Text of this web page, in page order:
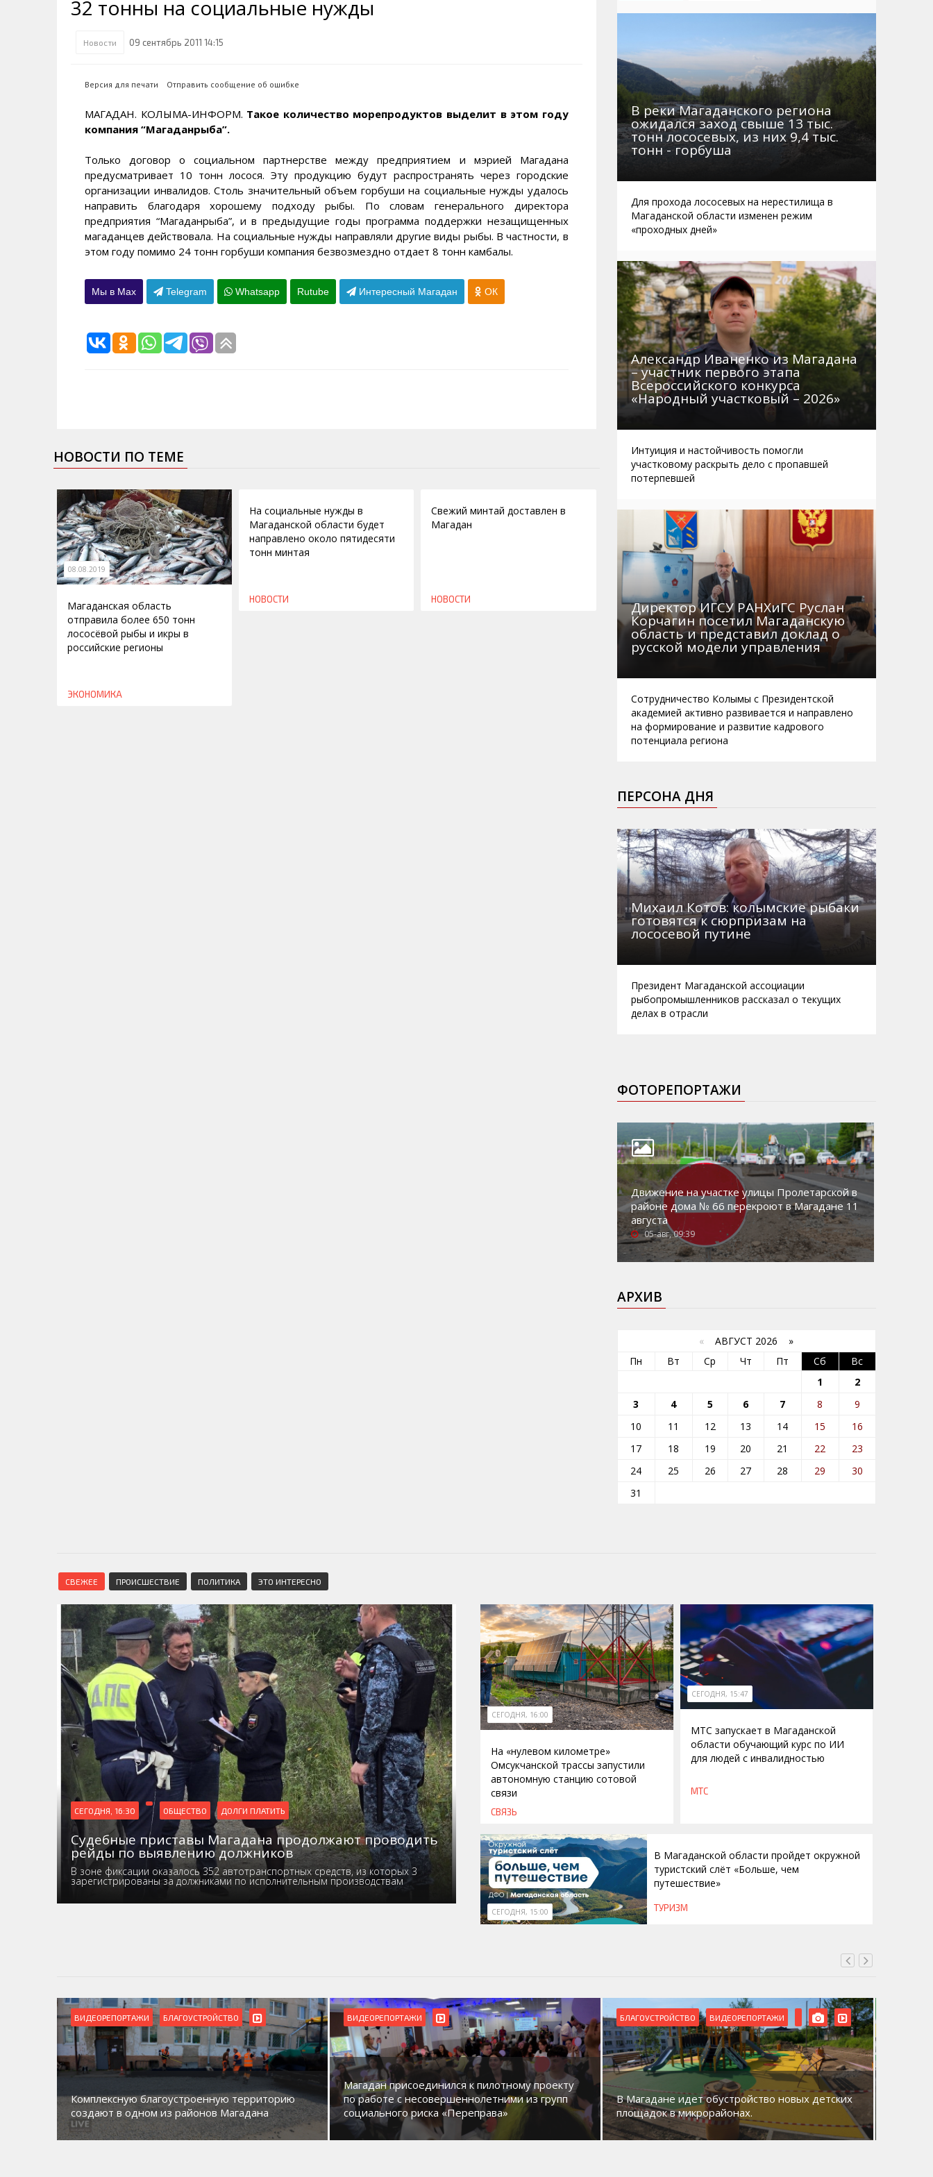
Транспортная инфраструктура
Колымы
Интерактивная карта
Онлайн вебкамеры в Магадане
Автобусы Магадан – Аэропорт
Таблица приливов отливов
Губернатор
Полицейских не бить
Аварии ДТП
Кванториум
Ипотека
Не мусорить
Браконьеры
32 тонны на социальные нужды
Новости 09 сентябрь 2011 14:15
Версия для печати Отправить сообщение об ошибке
МАГАДАН. КОЛЫМА-ИНФОРМ. Такое количество морепродуктов выделит в этом году
компания “Магаданрыба”.
Только договор о социальном партнерстве между предприятием и мэрией Магадана
предусматривает 10 тонн лосося. Эту продукцию будут распространять через городские
организации инвалидов. Столь значительный объем горбуши на социальные нужды удалось
направить благодаря хорошему подходу рыбы. По словам генерального директора
предприятия “Магаданрыба”, и в предыдущие годы программа поддержки незащищенных
магаданцев действовала. На социальные нужды направляли другие виды рыбы. В частности, в
этом году помимо 24 тонн горбуши компания безвозмездно отдает 8 тонн камбалы.
Мы в Max Telegram Whatsapp Rutube Интересный Магадан ОК
НОВОСТИ ПО ТЕМЕ
08.08.2019
Магаданская область
отправила более 650 тонн
лососёвой рыбы и икры в
российские регионы
ЭКОНОМИКА
На социальные нужды в
Магаданской области будет
направлено около пятидесяти
тонн минтая
НОВОСТИ
Свежий минтай доставлен в
Магадан
НОВОСТИ
В реки Магаданского региона
ожидался заход свыше 13 тыс.
тонн лососевых, из них 9,4 тыс.
тонн - горбуша
Для прохода лососевых на нерестилища в
Магаданской области изменен режим
«проходных дней»
Александр Иваненко из Магадана
– участник первого этапа
Всероссийского конкурса
«Народный участковый – 2026»
Интуиция и настойчивость помогли
участковому раскрыть дело с пропавшей
потерпевшей
Директор ИГСУ РАНХиГС Руслан
Корчагин посетил Магаданскую
область и представил доклад о
русской модели управления
Сотрудничество Колымы с Президентской
академией активно развивается и направлено
на формирование и развитие кадрового
потенциала региона
ПЕРСОНА ДНЯ
Михаил Котов: колымские рыбаки
готовятся к сюрпризам на
лососевой путине
Президент Магаданской ассоциации
рыбопромышленников рассказал о текущих
делах в отрасли
ФОТОРЕПОРТАЖИ
Движение на участке улицы Пролетарской в
районе дома № 66 перекроют в Магадане 11
августа
05-авг, 09:39
АРХИВ
« АВГУСТ 2026 »
Пн
Вт Ср Чт Пт Сб
Вс
1
2
3
4 5 6 7 8
9
10
11 12 13 14 15
16
17
18 19 20 21 22
23
24
25 26 27 28 29
30
31
СВЕЖЕЕ ПРОИСШЕСТВИЕ ПОЛИТИКА ЭТО ИНТЕРЕСНО
СЕГОДНЯ, 16:30 ОБЩЕСТВО ДОЛГИ ПЛАТИТЬ
Судебные приставы Магадана продолжают проводить
рейды по выявлению должников
В зоне фиксации оказалось 352 автотранспортных средств, из которых 3
зарегистрированы за должниками по исполнительным производствам
СЕГОДНЯ, 16:00
На «нулевом километре»
Омсукчанской трассы запустили
автономную станцию сотовой
связи
СВЯЗЬ
СЕГОДНЯ, 15:47
МТС запускает в Магаданской
области обучающий курс по ИИ
для людей с инвалидностью
МТС
СЕГОДНЯ, 15:00
В Магаданской области пройдет окружной
туристский слёт «Больше, чем
путешествие»
ТУРИЗМ
ВИДЕОРЕПОРТАЖИ БЛАГОУСТРОЙСТВО
Комплексную благоустроенную территорию
создают в одном из районов Магадана
ВИДЕОРЕПОРТАЖИ
Магадан присоединился к пилотному проекту
по работе с несовершеннолетними из групп
социального риска «Переправа»
БЛАГОУСТРОЙСТВО ВИДЕОРЕПОРТАЖИ
В Магадане идет обустройство новых детских
площадок в микрорайонах.